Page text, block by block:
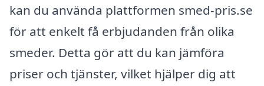
kan du använda plattformen smed-pris.se
för att enkelt få erbjudanden från olika
smeder. Detta gör att du kan jämföra
priser och tjänster, vilket hjälper dig att